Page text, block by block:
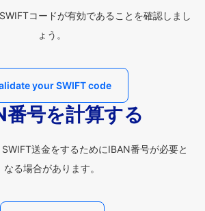
コードが有効であることを確認しまし
ょう。
your SWIFT code
番号を計算する
送金をするためにIBAN番号が必要と
なる場合があります。